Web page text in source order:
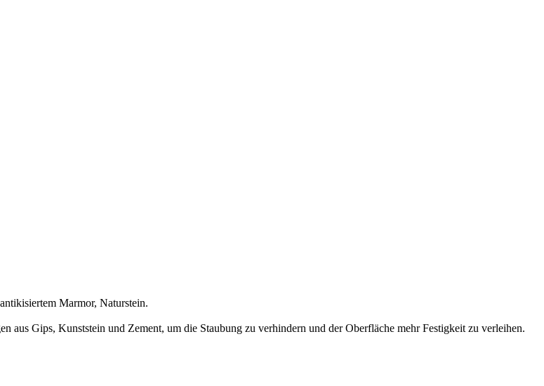
Marmor, Naturstein.
aus Gips, Kunststein und Zement, um die Staubung zu verhindern und der Oberfläche mehr Festigkeit zu verleihen.